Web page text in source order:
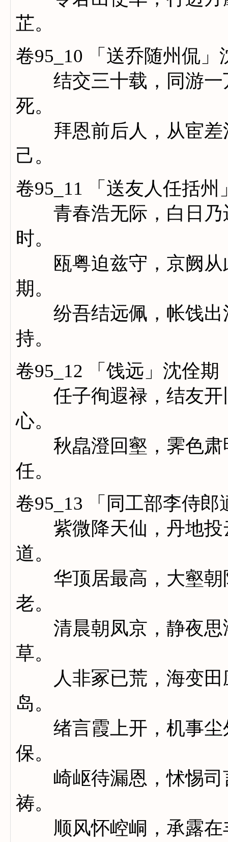
芷。
卷95_10 「送乔随州侃」
结交三十载，同游一
死。
拜恩前后人，从宦差
己。
卷95_11 「送友人任括州
青春浩无际，白日乃
时。
瓯粤迫兹守，京阙从
期。
纷吾结远佩，帐饯出
持。
卷95_12 「饯远」沈佺期
任子徇遐禄，结友开
心。
秋皛澄回壑，霁色肃
任。
卷95_13 「同工部李侍
紫微降天仙，丹地投
道。
华顶居最高，大壑朝
老。
清晨朝凤京，静夜思
草。
人非冢已荒，海变田
岛。
绪言霞上开，机事尘
保。
崎岖待漏恩，怵惕司
祷。
顺风怀崆峒，承露在